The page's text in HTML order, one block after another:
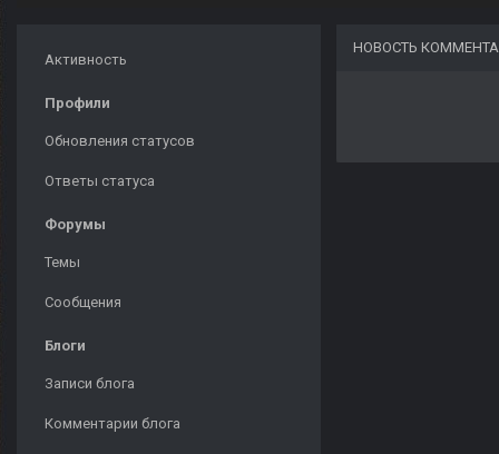
Активность
Профили
Обновления статусов
Ответы статуса
Форумы
Темы
Сообщения
Блоги
Записи блога
Комментарии блога
НОВОСТЬ